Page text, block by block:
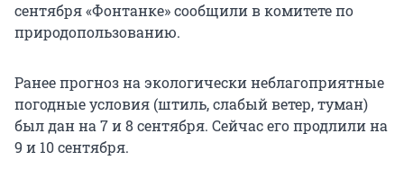
сентября «Фонтанке» сообщили в комитете по
природопользованию.
Ранее прогноз на экологически неблагоприятные
погодные условия (штиль, слабый ветер, туман)
был дан на 7 и 8 сентября. Сейчас его продлили на
9 и 10 сентября.